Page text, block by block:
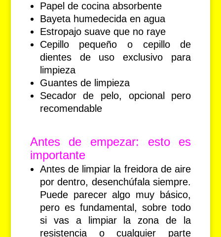
Papel de cocina absorbente
Bayeta humedecida en agua
Estropajo suave que no raye
Cepillo pequeño o cepillo de
dientes de uso exclusivo para
limpieza
Guantes de limpieza
Secador de pelo, opcional pero
recomendable
Antes de empezar: esto es
importante
Antes de limpiar la freidora de aire
por dentro, desenchúfala siempre.
Puede parecer algo muy básico,
pero es fundamental, sobre todo
si vas a limpiar la zona de la
resistencia o cualquier parte